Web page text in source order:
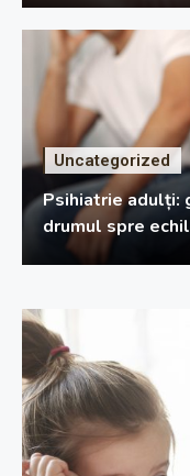
Uncategorized
Psihiatrie adulți:
drumul spre